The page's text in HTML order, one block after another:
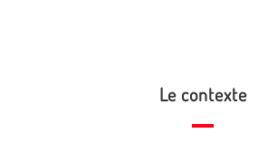
Le contexte